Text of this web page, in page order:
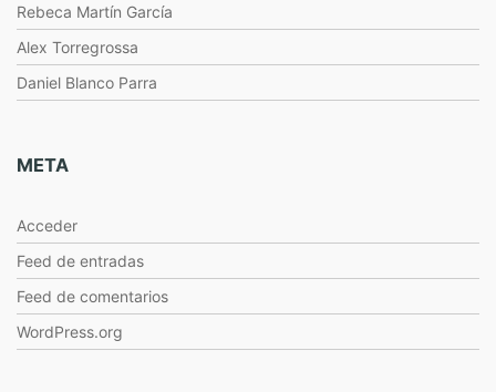
Rebeca Martín García
Alex Torregrossa
Daniel Blanco Parra
META
Acceder
Feed de entradas
Feed de comentarios
WordPress.org